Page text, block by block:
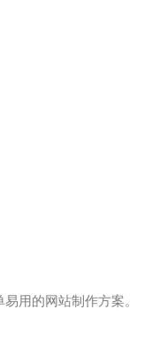
用的网站制作方案。